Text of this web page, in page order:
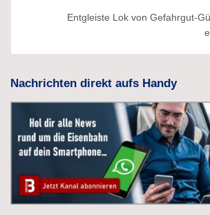
Entgleiste Lok von Gefahrgut-
Nachrichten direkt aufs Handy